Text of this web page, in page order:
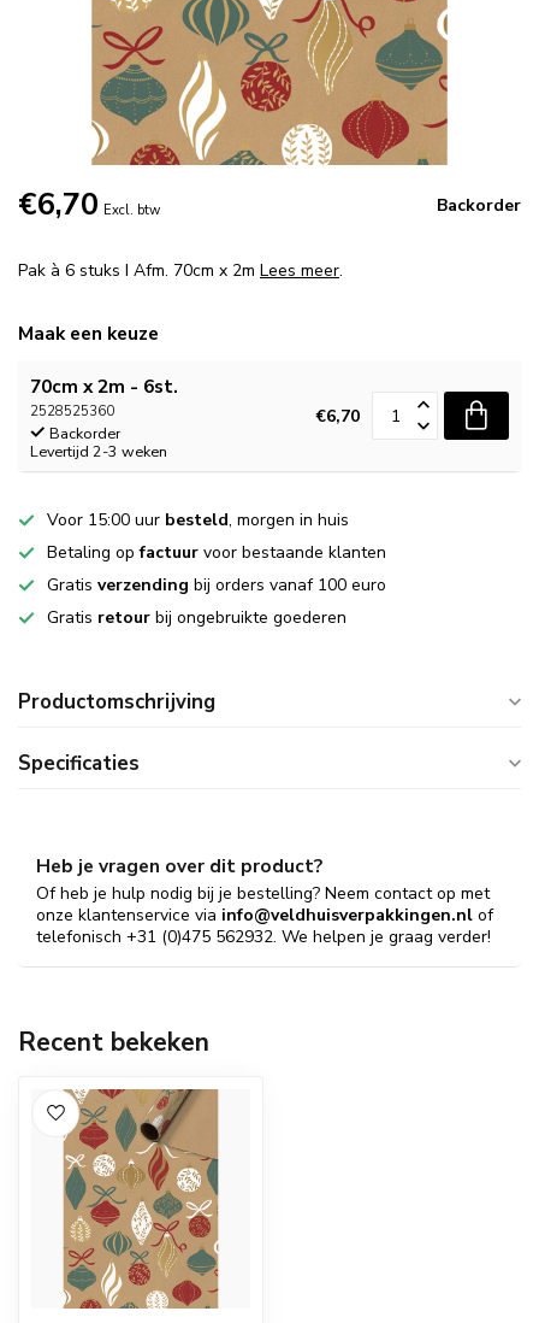
€6,70 Excl. btw Backorder
Pak à 6 stuks I Afm. 70cm x 2m Lees meer.
Maak een keuze
70cm x 2m - 6st.
2528525360
Backorder
Levertijd 2-3 weken
€6,70
Voor 15:00 uur besteld, morgen in huis
Betaling opfactuur voor bestaande klanten
Gratis verzending bij orders vanaf 100 euro
Gratis retour bij ongebruikte goederen
Productomschrijving
Specificaties
Heb je vragen over dit product?
Of heb je hulp nodig bij je bestelling? Neem contact op met
onze klantenservice via info@veldhuisverpakkingen.nl of
telefonisch +31 (0)475 562932. We helpen je graag verder!
Recent bekeken